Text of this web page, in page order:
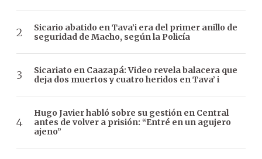
Sicario abatido en Tava’i era del primer anillo de
seguridad de Macho, según la Policía
Sicariato en Caazapá: Video revela balacera que
deja dos muertos y cuatro heridos en Tava’ i
Hugo Javier habló sobre su gestión en Central
antes de volver a prisión: “Entré en un agujero
ajeno”